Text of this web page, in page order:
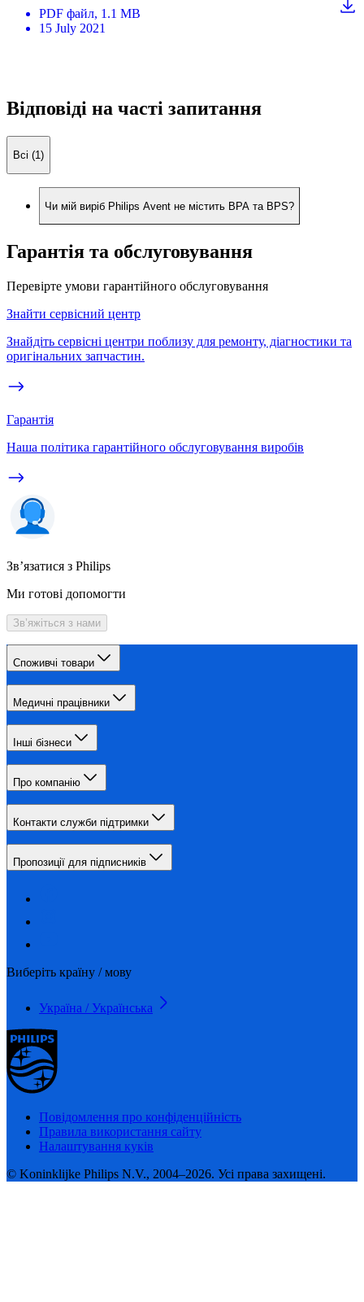
PDF файл, 1.1 MB
15 July 2021
Відповіді на часті запитання
Всі (1)
Чи мій виріб Philips Avent не містить BPA та BPS?
Гарантія та обслуговування
Перевірте умови гарантійного обслуговування
Знайти сервісний центр
Знайдіть сервісні центри поблизу для ремонту, діагностики та
оригінальних запчастин.
Гарантія
Наша політика гарантійного обслуговування виробів
Зв’язатися з Philips
Ми готові допомогти
Зв’яжіться з нами
Споживчі товари
Медичні працівники
Інші бізнеси
Про компанію
Контакти служби підтримки
Пропозиції для підписників
Виберіть країну / мову
Україна / Українська
Повідомлення про конфіденційність
Правила використання сайту
Налаштування куків
© Koninklijke Philips N.V., 2004–2026. Усі права захищені.